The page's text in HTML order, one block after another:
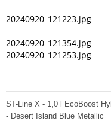
20240920_121223.jpg
20240920_121354.jpg
20240920_121253.jpg
ST-Line X - 1,0 l EcoBoost
- Desert Island Blue Metallic